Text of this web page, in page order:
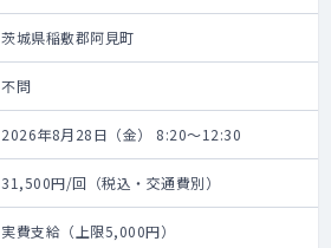
茨城県稲敷郡阿見町
不問
2026年8月28日（金） 8:20～12:30
31,500円/回（税込・交通費別）
実費支給（上限5,000円）